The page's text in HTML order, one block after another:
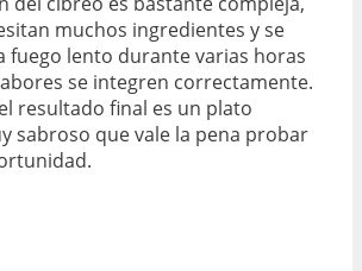
muchos ingredientes y se
fuego lento durante varias horas
se integren correctamente.
resultado final es un plato
sabroso que vale la pena probar